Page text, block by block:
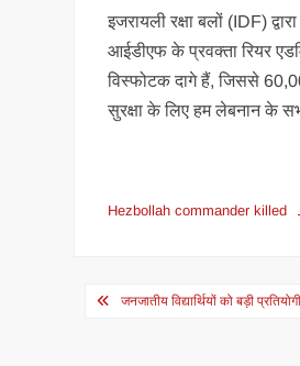
इजरायली रक्षा बलों (IDF)
आईडीएफ के प्रवक्ता रियर
विस्फोटक दागे हैं, जिससे
सुरक्षा के लिए हम लेबनान के
Hezbollah commander killed
Postजनजातीय विद्यार्थियों को बड़ी